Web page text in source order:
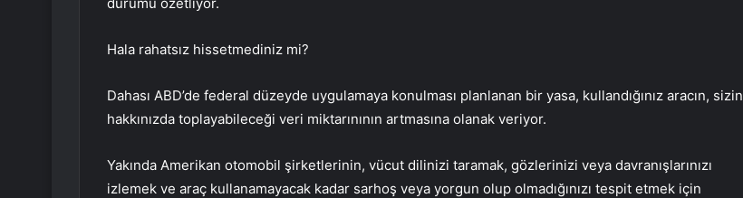
Hala rahatsız hissetmediniz mi?
Dahası ABD’de federal düzeyde uygulamaya konulması planlanan bir yasa, kullandığınız aracın, sizin
hakkınızda toplayabileceği veri miktarınının artmasına olanak veriyor.
Yakında Amerikan otomobil şirketlerinin, vücut dilinizi taramak, gözlerinizi veya davranışlarınızı
izlemek ve araç kullanamayacak kadar sarhoş veya yorgun olup olmadığınızı tespit etmek için